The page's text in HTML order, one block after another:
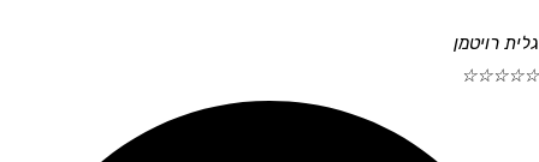
גלית רויטמן
☆
☆
☆
☆
☆